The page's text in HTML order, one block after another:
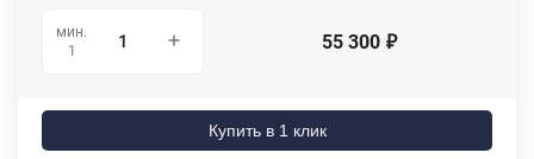
мин.
1
55 300 ₽
Купить в 1 клик